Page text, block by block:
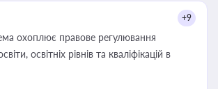
+9
охоплює правове регулювання
освітніх рівнів та кваліфікацій в